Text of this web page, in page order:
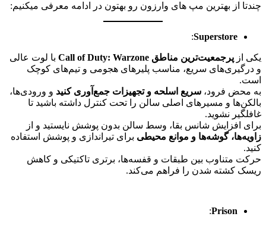
چندتا از بهترین مپ های وارزون رو بهتون در ادامه معرفی میکنیم:
Superstore
:
یکی از پرجمعیت‌ترین مناطق Call of Duty: Warzone
با لوت عالی
و درگیری‌های سریع، مناسب پلیرهای هجومی و تیم‌های کوچک
است.
به محض فرود، سریع اسلحه و تجهیزات جمع‌آوری کنید و ورودی‌ها،
بالکن‌ها و مسیرهای اصلی سالن را تحت کنترل داشته باشید تا
غافلگیر نشوید.
برای افزایش شانس بقا، وسط سالن بدون پوشش نایستید و از
زاویه‌ها، گوشه‌ها و موانع محیطی برای تیراندازی و پوشش استفاده
کنید.
حرکت متناوب بین طبقات و قفسه‌ها، برتری تاکتیکی و کاهش
ریسک کشته شدن را فراهم می‌کند.
Prison
: